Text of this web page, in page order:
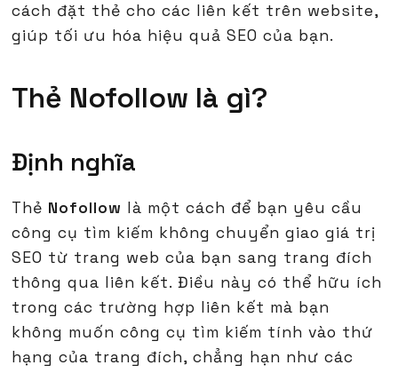
cách đặt thẻ cho các liên kết trên website,
giúp tối ưu hóa hiệu quả SEO của bạn.
Thẻ Nofollow là gì?
Định nghĩa
Thẻ Nofollow là một cách để bạn yêu cầu
công cụ tìm kiếm không chuyển giao giá trị
SEO từ trang web của bạn sang trang đích
thông qua liên kết. Điều này có thể hữu ích
trong các trường hợp liên kết mà bạn
không muốn công cụ tìm kiếm tính vào thứ
hạng của trang đích, chẳng hạn như các